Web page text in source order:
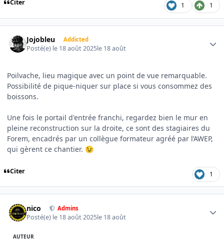
Citer 1 1
Jojobleu Addicted
Posté(e) le 18 août 2025le 18 août
Poilvache, lieu magique avec un point de vue remarquable.
Possibilité de pique-niquer sur place si vous consommez des
boissons.
Une fois le portail d'entrée franchi, regardez bien le mur en
pleine reconstruction sur la droite, ce sont des stagiaires du
Forem, encadrés par un collègue formateur agréé par l’AWEP,
qui gèrent ce chantier. 😉
Citer 1
nico Admins
Posté(e) le 18 août 2025le 18 août
AUTEUR